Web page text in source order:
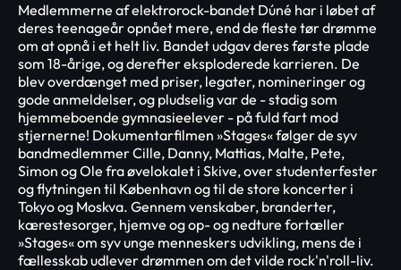
Medlemmerne af elektrorock-bandet Dúné har i løbet af
deres teenageår opnået mere, end de fleste tør drømme
om at opnå i et helt liv. Bandet udgav deres første plade
som 18-årige, og derefter eksploderede karrieren. De
blev overdænget med priser, legater, nomineringer og
gode anmeldelser, og pludselig var de - stadig som
hjemmeboende gymnasieelever - på fuld fart mod
stjernerne! Dokumentarfilmen »Stages« følger de syv
bandmedlemmer Cille, Danny, Mattias, Malte, Pete,
Simon og Ole fra øvelokalet i Skive, over studenterfester
og flytningen til København og til de store koncerter i
Tokyo og Moskva. Gennem venskaber, branderter,
kærestesorger, hjemve og op- og nedture fortæller
»Stages« om syv unge menneskers udvikling, mens de i
fællesskab udlever drømmen om det vilde rock'n'roll-liv.